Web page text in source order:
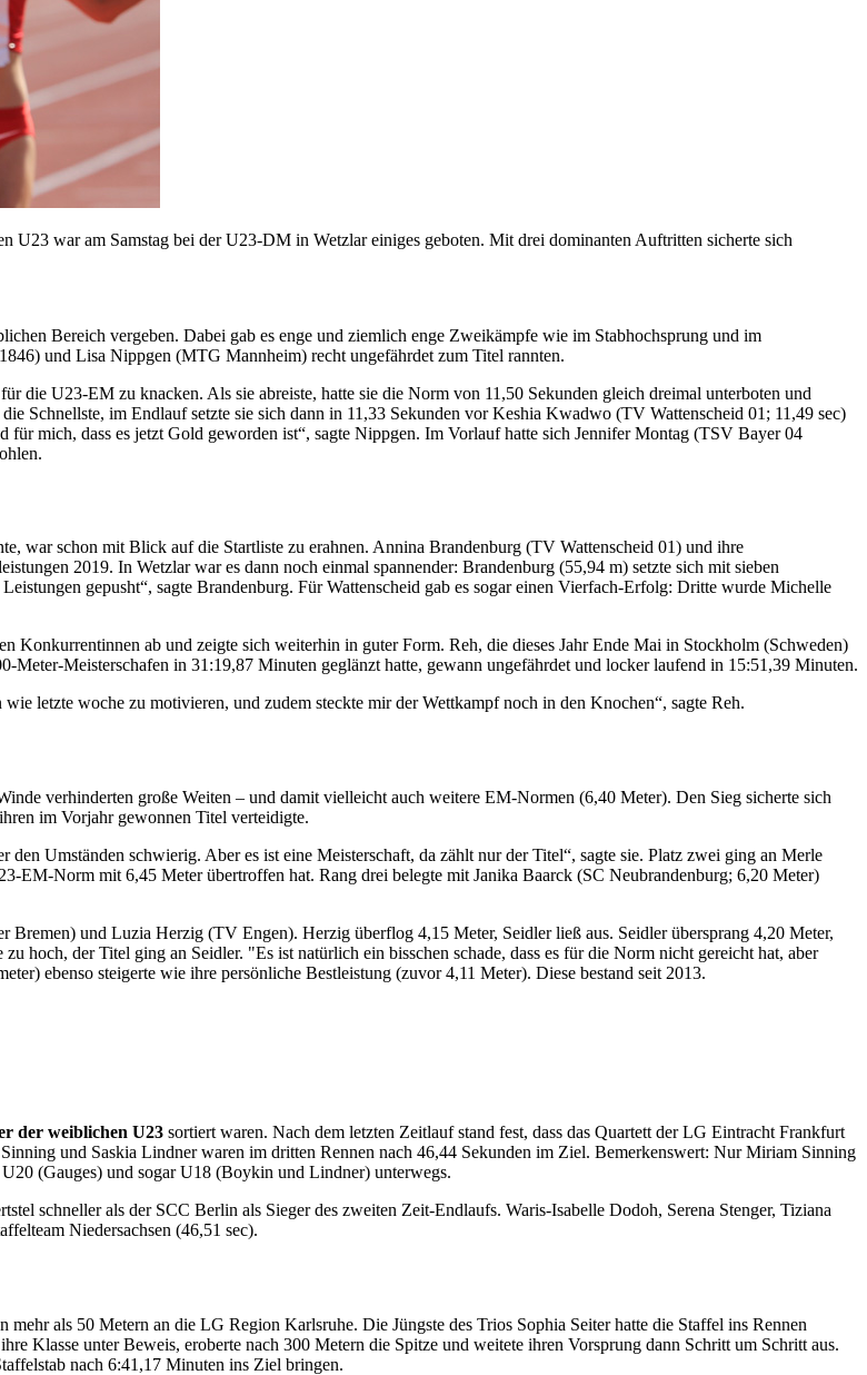
U23 war am Samstag bei der U23-DM in Wetzlar einiges geboten. Mit drei dominanten Auftritten sicherte sich
Bereich vergeben. Dabei gab es enge und ziemlich enge Zweikämpfe wie im Stabhochsprung und im
und Lisa Nippgen (MTG Mannheim) recht ungefährdet zum Titel rannten.
die U23-EM zu knacken. Als sie abreiste, hatte sie die Norm von 11,50 Sekunden gleich dreimal unterboten und
Schnellste, im Endlauf setzte sie sich dann in 11,33 Sekunden vor Keshia Kwadwo (TV Wattenscheid 01; 11,49 sec)
mich, dass es jetzt Gold geworden ist“, sagte Nippgen. Im Vorlauf hatte sich Jennifer Montag (TSV Bayer 04
war schon mit Blick auf die Startliste zu erahnen. Annina Brandenburg (TV Wattenscheid 01) und ihre
2019. In Wetzlar war es dann noch einmal spannender: Brandenburg (55,94 m) setzte sich mit sieben
gepusht“, sagte Brandenburg. Für Wattenscheid gab es sogar einen Vierfach-Erfolg: Dritte wurde Michelle
Konkurrentinnen ab und zeigte sich weiterhin in guter Form. Reh, die dieses Jahr Ende Mai in Stockholm (Schweden)
Meter-Meisterschafen in 31:19,87 Minuten geglänzt hatte, gewann ungefährdet und locker laufend in 15:51,39 Minuten.
letzte woche zu motivieren, und zudem steckte mir der Wettkampf noch in den Knochen“, sagte Reh.
verhinderten große Weiten – und damit vielleicht auch weitere EM-Normen (6,40 Meter). Den Sieg sicherte sich
im Vorjahr gewonnen Titel verteidigte.
Umständen schwierig. Aber es ist eine Meisterschaft, da zählt nur der Titel“, sagte sie. Platz zwei ging an Merle
EM-Norm mit 6,45 Meter übertroffen hat. Rang drei belegte mit Janika Baarck (SC Neubrandenburg; 6,20 Meter)
und Luzia Herzig (TV Engen). Herzig überflog 4,15 Meter, Seidler ließ aus. Seidler übersprang 4,20 Meter,
der Titel ging an Seidler. "Es ist natürlich ein bisschen schade, dass es für die Norm nicht gereicht hat, aber
ebenso steigerte wie ihre persönliche Bestleistung (zuvor 4,11 Meter). Diese bestand seit 2013.
der weiblichen U23 sortiert waren. Nach dem letzten Zeitlauf stand fest, dass das Quartett der LG Eintracht Frankfurt
und Saskia Lindner waren im dritten Rennen nach 46,44 Sekunden im Ziel. Bemerkenswert: Nur Miriam Sinning
(Gauges) und sogar U18 (Boykin und Lindner) unterwegs.
schneller als der SCC Berlin als Sieger des zweiten Zeit-Endlaufs. Waris-Isabelle Dodoh, Serena Stenger, Tiziana
Niedersachsen (46,51 sec).
mehr als 50 Metern an die LG Region Karlsruhe. Die Jüngste des Trios Sophia Seiter hatte die Staffel ins Rennen
Klasse unter Beweis, eroberte nach 300 Metern die Spitze und weitete ihren Vorsprung dann Schritt um Schritt aus.
nach 6:41,17 Minuten ins Ziel bringen.